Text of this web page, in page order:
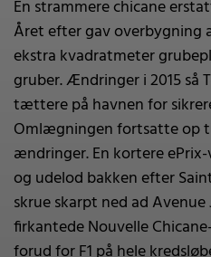
En strammere chicane
Året efter gav overbygning
ekstra kvadratmeter
gruber. Ændringer i 2015 så
tættere på havnen for
Omlægningen fortsatte op
ændringer. En kortere
og udelod bakken efter
skrue skarpt ned ad
firkantede Nouvelle